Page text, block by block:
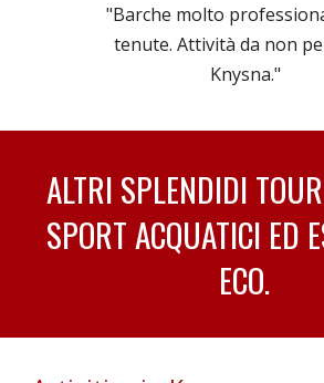
"Barche molto
tenute. Attività da non
Knysna."
ALTRI SPLENDIDI
SPORT ACQUATICI ED
ECO.